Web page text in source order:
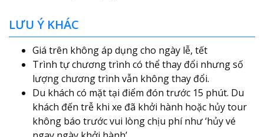
LƯU Ý KHÁC
Giá trên không áp dụng cho ngày lễ, tết
Trình tự chương trình có thể thay đổi nhưng số
lượng chương trình vẫn không thay đổi.
Du khách có mặt tại điểm đón trước 15 phút. Du
khách đến trễ khi xe đã khởi hành hoặc hủy tour
không báo trước vui lòng chịu phí như ‘hủy vé